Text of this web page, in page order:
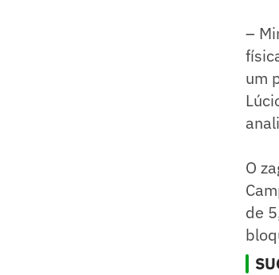
–
um
O
de